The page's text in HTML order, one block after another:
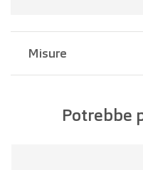
Misure
Larghezza della
Lunghezza
Potrebbe